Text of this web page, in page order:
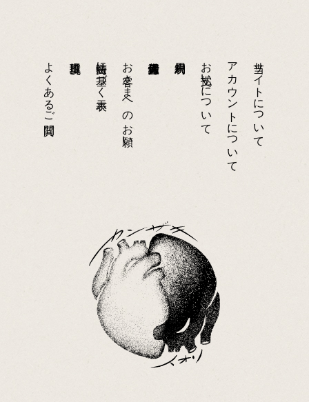
当サイトについて
アカウントについて
お支払いについて
お客さまへのお願い
特商法に基づく表示
よくあるご質問